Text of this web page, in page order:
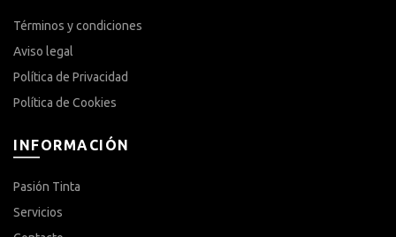
Términos y condiciones
Aviso legal
Política de Privacidad
Política de Cookies
INFORMACIÓN
Pasión Tinta
Servicios